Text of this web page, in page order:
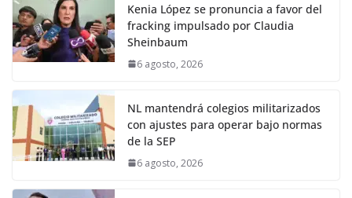
Kenia López se pronuncia a favor del
fracking impulsado por Claudia
Sheinbaum
6 agosto, 2026
NL mantendrá colegios militarizados
con ajustes para operar bajo normas
de la SEP
6 agosto, 2026